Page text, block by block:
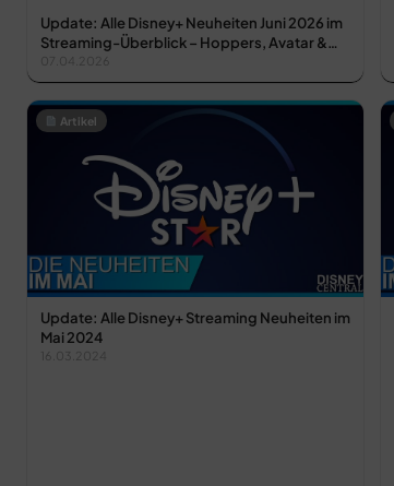
Update: Alle Disney+ Neuheiten Juni 2026 im
Streaming-Überblick – Hoppers, Avatar &…
Artikel
Update: Alle Disney+ Streaming Neuheiten im
Mai 2024